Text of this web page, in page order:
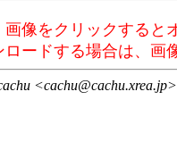
画像をクリックすると
ロードする場合は、画
<cachu@cachu.xrea.jp>